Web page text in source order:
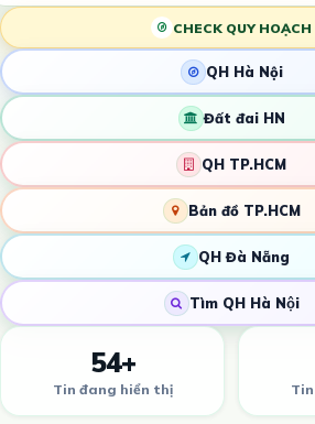
CHECK QUY HOẠCH
QH Hà Nội
Đất đai HN
QH TP.HCM
Bản đồ TP.HCM
QH Đà Nẵng
Tìm QH Hà Nội
54+
Tin đang hiển thị